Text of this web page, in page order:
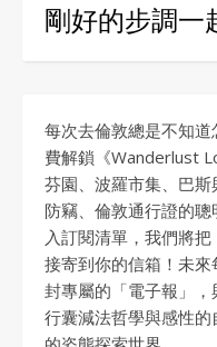
剛好的步調一
每次去倫敦總是不知
費解鎖《Wanderlust
芬園、波羅市集、巴斯
防竊、倫敦通行證的
入訂閱清單，我們將
接寄到你的信箱！未
封專屬的「電子報」，
行囊減法哲學與感性